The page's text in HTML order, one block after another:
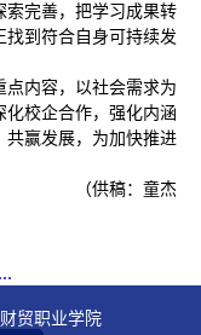
索完善，把学习成果转
到符合自身可持续发
内容，以社会需求为
校企合作，强化内涵
共赢发展，为加快推进
童杰
贸职业学院